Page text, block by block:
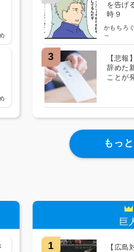
を告げ
時９
かもちろ
～
3
【悲報
辞めた
ことが
もっ
巨
1
【広